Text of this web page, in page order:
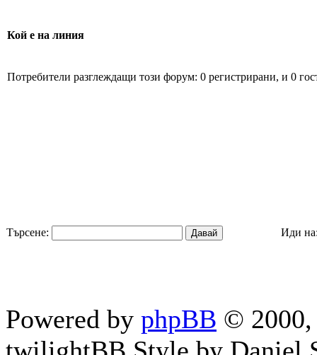
Кой е на линия
Потребители разглеждащи този форум: 0 регистрирани, и 0
Търсене: Иди
Powered by phpBB © 2000,